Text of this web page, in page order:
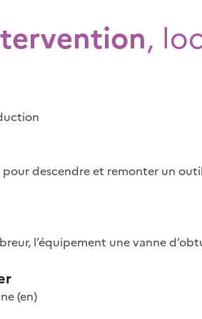
,
pour descendre et remonter un
l’équipement une vanne
(en)